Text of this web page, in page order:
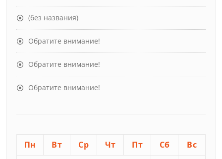
(без названия)
Обратите внимание!
Обратите внимание!
Обратите внимание!
Пн Вт Ср Чт Пт Сб
Вс